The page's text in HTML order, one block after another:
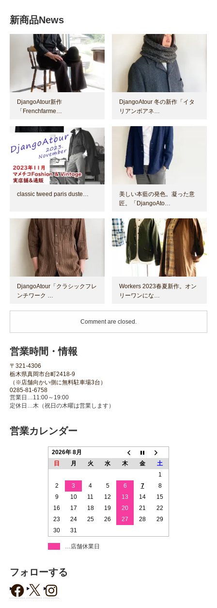
新商品News
DjangoAtour新作
「Frenchfarme…
DjangoAtour 冬の新作「イタ
リアンボアネ…
classic tweed paris duste…
美しい本藍の発色。凝った意
匠。「DjangoAto…
DjangoAtour「クラシックフレ
ンチワーク …
Workers 2023春夏新作。オン
リーワンにな…
Comment are closed.
営業時間・情報
〒321-4306
栃木県真岡市台町2418-9
（※店舗向かい側に無料駐車場3台）
0285-81-6758
営業日…11:00～19:00
定休日…木（祝日の木曜は営業します）
営業カレンダー
2026年 8月
日
月 火 水 木 金
土
1
2
3 4 5 6 7
8
9
10 11 12 13 14
15
16
17 18 19 20 21
22
23
24 25 26 27 28
29
30
31
…店舗休業日
フォローする